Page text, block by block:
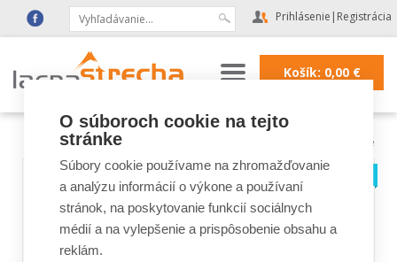
Prihlásenie | Registrácia
Košík: 0,00€
Strešné doplnky a fólie
O súboroch cookie na tejto
stránke
Súbory cookie používame na zhromažďovanie
a analýzu informácií o výkone a používaní
stránok, na poskytovanie funkcií sociálnych
médií a na vylepšenie a prispôsobenie obsahu a
reklám.